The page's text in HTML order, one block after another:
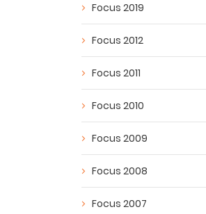
Focus 2019
Focus 2012
Focus 2011
Focus 2010
Focus 2009
Focus 2008
Focus 2007